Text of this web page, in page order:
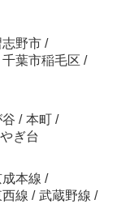
志野市 /
千葉市稲毛区 /
/ 本町 /
ぎ台
本線 /
線 / 武蔵野線 /